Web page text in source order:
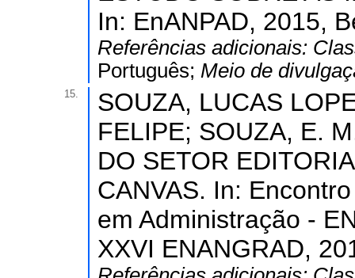
In: EnANPAD, 2015,
Referências adicionais:
Português; Meio de
15.
SOUZA, LUCAS
FELIPE; SOUZA, E.
DO SETOR
CANVAS. In:
em Administração -
XXVI ENANGRAD,